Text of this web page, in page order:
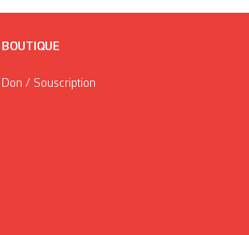
BOUTIQUE
Don / Souscription